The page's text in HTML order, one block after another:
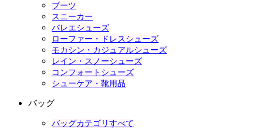
ブーツ
スニーカー
バレエシューズ
ローファー・ドレスシューズ
モカシン・カジュアルシューズ
レイン・スノーシューズ
コンフォートシューズ
シューケア・靴用品
バッグ
バッグカテゴリすべて